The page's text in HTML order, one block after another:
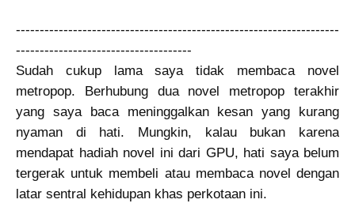
--------------------------------------------------------------------
-------------------------------------
Sudah cukup lama saya tidak membaca novel
metropop. Berhubung dua novel metropop terakhir
yang saya baca meninggalkan kesan yang kurang
nyaman di hati. Mungkin, kalau bukan karena
mendapat hadiah novel ini dari GPU, hati saya belum
tergerak untuk membeli atau membaca novel dengan
latar sentral kehidupan khas perkotaan ini.